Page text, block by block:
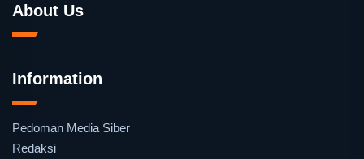
About Us
Information
Pedoman Media Siber
Redaksi